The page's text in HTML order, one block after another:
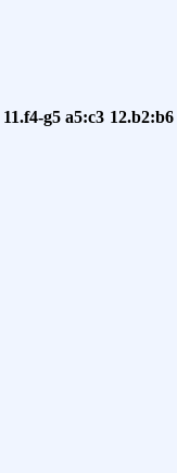
11.f4-g5 a5:c3 12.b2:b6